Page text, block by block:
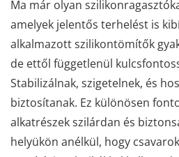
Ma már olyan
amelyek jelentős terhelést is
alkalmazott szilikontömítők
de ettől függetlenül
Stabilizálnak, szigetelnek, és
biztosítanak. Ez különösen
alkatrészek szilárdan és
helyükön anélkül, hogy